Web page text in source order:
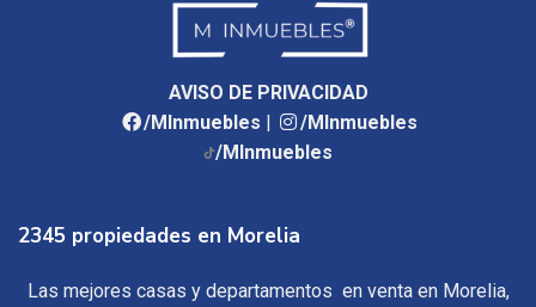
AVISO DE PRIVACIDAD
/MInmuebles |
/MInmuebles
/MInmuebles
2345 propiedades en Morelia
Las mejores casas y departamentos en venta en Morelia,